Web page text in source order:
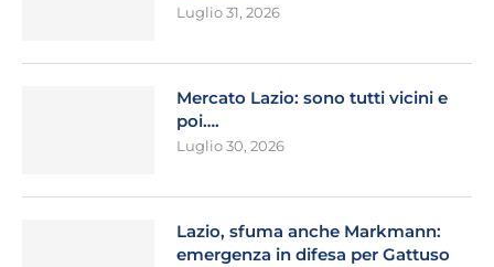
Luglio 31, 2026
Mercato Lazio: sono tutti vicini e
poi….
Luglio 30, 2026
Lazio, sfuma anche Markmann:
emergenza in difesa per Gattuso